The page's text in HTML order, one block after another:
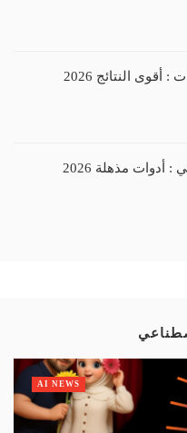
النتائج 2026
أدوات مذهلة 2026
AI NEWS